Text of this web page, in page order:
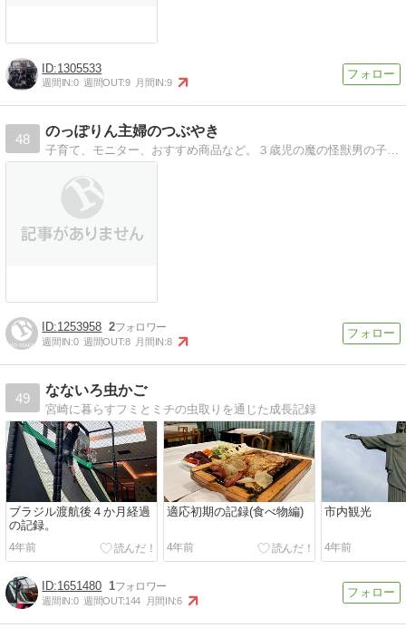
1305533
週間IN:0 週間OUT:9 月間IN:9
48
のっぽりん主婦のつぶやき
1253958 2
週間IN:0 週間OUT:8 月間IN:8
49
なないろ虫かご
宮崎に暮らすフミとミチの虫取りを通じた成長記録
ブラジル渡航後４か月経過
の記録。
4年前
適応初期の記録(食べ物編)
4年前
市内観光
4年前
1651480 1
週間IN:0 週間OUT:144 月間IN:6